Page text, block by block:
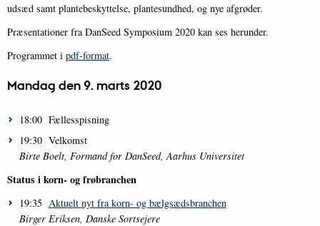
udsæd samt plantebeskyttelse, plantesundhed, og nye afgrøder.
Præsentationer fra DanSeed Symposium 2020 kan ses herunder.
Programmet i pdf-format.
Mandag den 9. marts 2020
18:00 Fællesspisning
19:30 Velkomst
Birte Boelt, Formand for DanSeed, Aarhus Universitet
Status i korn- og frøbranchen
19:35 Aktuelt nyt fra korn- og bælgsædsbranchen
Birger Eriksen, Danske Sortsejere